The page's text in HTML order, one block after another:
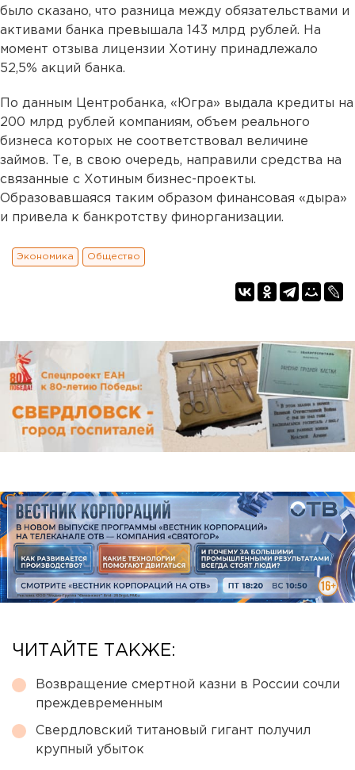
было сказано, что разница между обязательствами и
активами банка превышала 143 млрд рублей. На
момент отзыва лицензии Хотину принадлежало
52,5% акций банка.
По данным Центробанка, «Югра» выдала кредиты на
200 млрд рублей компаниям, объем реального
бизнеса которых не соответствовал величине
займов. Те, в свою очередь, направили средства на
связанные с Хотиным бизнес-проекты.
Образовавшаяся таким образом финансовая «дыра»
и привела к банкротству финорганизации.
Экономика Общество
ЧИТАЙТЕ ТАКЖЕ:
Возвращение смертной казни в России сочли
преждевременным
Свердловский титановый гигант получил
крупный убыток